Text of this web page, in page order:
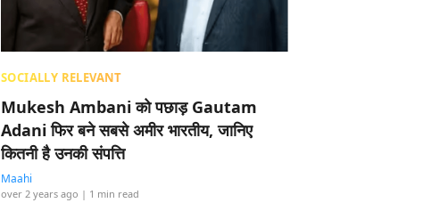
SOCIALLY RELEVANT
Mukesh Ambani को पछाड़ Gautam
Adani फिर बने सबसे अमीर भारतीय, जानिए
कितनी है उनकी संपत्ति
Maahi
over 2 years ago | 1 min read